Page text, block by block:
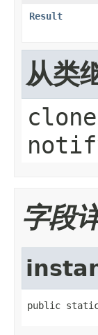
Result
从类
字段
public